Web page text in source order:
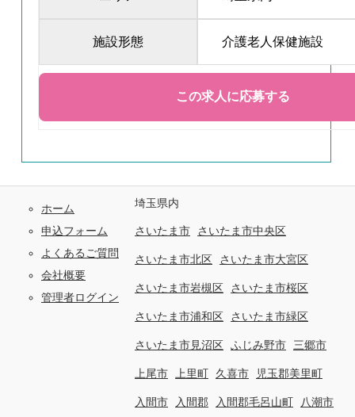
施設形態 介護老人保健施設
ホーム
申込フォーム
よくあるご質問
会社概要
管理者ログイン
埼玉県内
さいたま市 さいたま市中央区
さいたま市北区 さいたま市大宮区
さいたま市岩槻区 さいたま市桜区
さいたま市浦和区 さいたま市緑区
さいたま市見沼区 ふじみ野市 三郷市
上尾市 上里町 久喜市 児玉郡美里町
入間市 入間郡 入間郡毛呂山町 八潮市